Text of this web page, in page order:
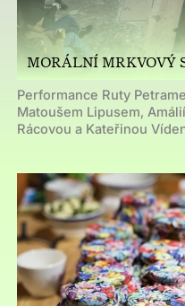
MORÁLNÍ MRKVOVÝ
Performance Ruty
Matoušem Lipusem,
Rácovou a Kateřinou